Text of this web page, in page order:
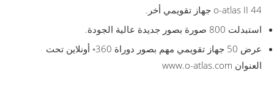
o-atlas II 44 جهاز تقويمي أخر.
استبدلت 800 صورة بصور جديدة عالية الجودة.
عرض 50 جهاز تقويمي مهم بصور دوراة 360◦ أونلاين تحت
العنوان www.o-atlas.com